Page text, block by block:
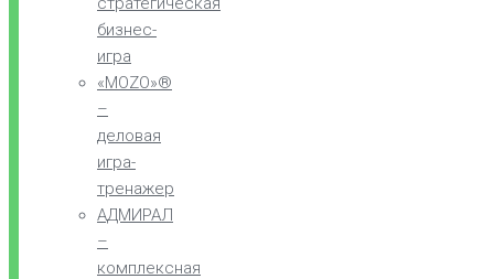
бизнес-
игра
«MOZO»®
–
деловая
игра-
тренажер
АДМИРАЛ
–
комплексная